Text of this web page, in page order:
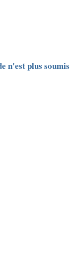
n'est plus soumis